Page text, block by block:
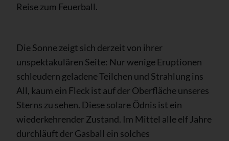
Reise zum Feuerball.
Die Sonne zeigt sich derzeit von ihrer
unspektakulären Seite: Nur wenige Eruptionen
schleudern geladene Teilchen und Strahlung ins
All, kaum ein Fleck ist auf der Oberfläche unseres
Sterns zu sehen. Diese solare Ödnis ist ein
wiederkehrender Zustand. Im Mittel alle elf Jahre
durchläuft der Gasball ein solches